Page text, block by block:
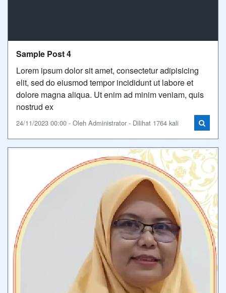
Sample Post 4
Lorem ipsum dolor sit amet, consectetur adipisicing
elit, sed do eiusmod tempor incididunt ut labore et
dolore magna aliqua. Ut enim ad minim veniam, quis
nostrud ex
24/11/2023 00:00 - Oleh Administrator - Dilihat 1764 kali